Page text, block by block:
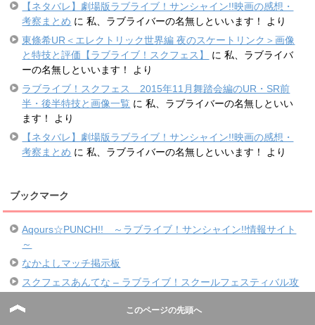
【ネタバレ】劇場版ラブライブ！サンシャイン!!映画の感想・
考察まとめ に私、ラブライバーの名無しといいます！
より
東條希UR＜エレクトリック世界編 夜のスケートリンク＞画像
と特技と評価【ラブライブ！スクフェス】
に私、ラブライバ
ーの名無しといいます！
より
ラブライブ！スクフェス 2015年11月舞踏会編のUR・SR前
半・後半特技と画像一覧 に私、ラブライバーの名無しといい
ます！
より
【ネタバレ】劇場版ラブライブ！サンシャイン!!映画の感想・
考察まとめ に私、ラブライバーの名無しといいます！ より
ブックマーク
Aqours☆PUNCH!! ～ラブライブ！サンシャイン!!情報サイト
～
なかよしマッチ掲示板
スクフェスあんてな – ラブライブ！スクールフェスティバル攻
スクフェスアンテナ
このページの先頭へ